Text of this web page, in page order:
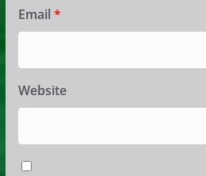
Email *
Website